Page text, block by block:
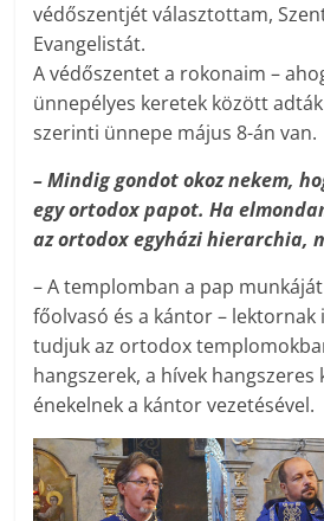
védőszentjét választottam,
Evangelistát.
A védőszentet a rokonaim –
ünnepélyes keretek között
szerinti ünnepe május 8-án van.
– Mindig gondot okoz nekem,
egy ortodox papot. Ha
az ortodox egyházi hierarchia,
– A templomban a pap
főolvasó és a kántor – lektornak
tudjuk az ortodox
hangszerek, a hívek hangszeres
énekelnek a kántor vezetésével.